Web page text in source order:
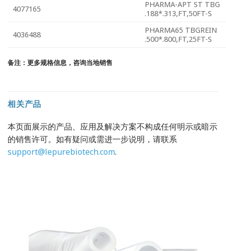
4077165
PHARMA-APT ST TBG
.188*.313,FT,50FT-S
4036488
PHARMA65 TBGREIN
.500*.800,FT,25FT-S
备注：更多规格信息，咨询当地销售
相关产品
本页面展示的产品、应用及解决方案不构成任何明示或暗示
的销售许可。如有疑问或需进一步说明，请联系
support@lepurebiotech.com.